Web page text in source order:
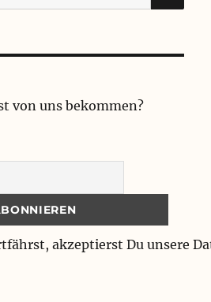
von uns bekommen?
akzeptierst Du unsere